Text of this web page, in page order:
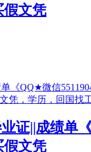
假文凭
证||成绩单
假文凭